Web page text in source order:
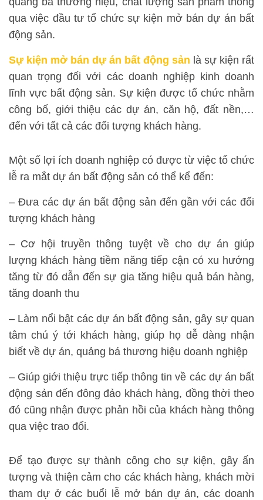
qua việc đầu tư tổ chức sự kiện mở bán dự án bất
động sản.
Sự kiện mở bán dự án bất động sản là sự kiện rất
quan trọng đối với các doanh nghiệp kinh doanh
lĩnh vực bất động sản. Sự kiện được tổ chức nhằm
công bố, giới thiệu các dự án, căn hộ, đất nền,…
đến với tất cả các đối tượng khách hàng.
Một số lợi ích doanh nghiệp có được từ việc tổ chức
lễ ra mắt dự án bất động sản có thể kể đến:
– Đưa các dự án bất động sản đến gần với các đối
tượng khách hàng
– Cơ hội truyền thông tuyệt về cho dự án giúp
lượng khách hàng tiềm năng tiếp cận có xu hướng
tăng từ đó dẫn đến sự gia tăng hiệu quả bán hàng,
tăng doanh thu
– Làm nổi bật các dự án bất động sản, gây sự quan
tâm chú ý tới khách hàng, giúp họ dễ dàng nhận
biết về dự án, quảng bá thương hiệu doanh nghiệp
– Giúp giới thiệu trực tiếp thông tin về các dự án bất
động sản đến đông đảo khách hàng, đồng thời theo
đó cũng nhận được phản hồi của khách hàng thông
qua việc trao đổi.
Để tạo được sự thành công cho sự kiện, gây ấn
tượng và thiện cảm cho các khách hàng, khách mời
tham dự ở các buổi lễ mở bán dự án, các doanh